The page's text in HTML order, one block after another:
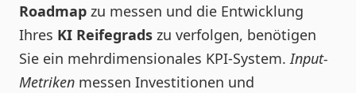
Roadmap zu messen und die Entwicklung
Ihres KI Reifegrads zu verfolgen, benötigen
Sie ein mehrdimensionales KPI-System. Input-
Metriken messen Investitionen und